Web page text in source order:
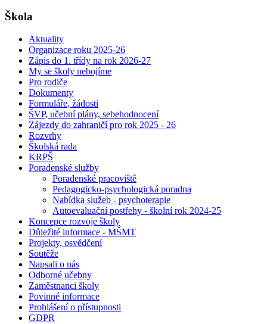
Škola
Aktuality
Organizace roku 2025-26
Zápis do 1. třídy na rok 2026-27
My se školy nebojíme
Pro rodiče
Dokumenty
Formuláře, žádosti
ŠVP, učební plány, sebehodnocení
Zájezdy do zahraničí pro rok 2025 - 26
Rozvrhy
Školská rada
KRPŠ
Poradenské služby
Poradenské pracoviště
Pedagogicko-psychologická poradna
Nabídka služeb - psychoterapie
Autoevaluační postřehy - školní rok 2024-25
Koncepce rozvoje školy
Důležité informace - MŠMT
Projekty, osvědčení
Soutěže
Napsali o nás
Odborné učebny
Zaměstnanci školy
Povinné informace
Prohlášení o přístupnosti
GDPR